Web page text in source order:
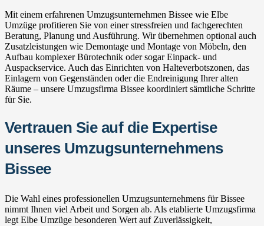
Mit einem erfahrenen Umzugsunternehmen Bissee wie Elbe
Umzüge profitieren Sie von einer stressfreien und fachgerechten
Beratung, Planung und Ausführung. Wir übernehmen optional auch
Zusatzleistungen wie Demontage und Montage von Möbeln, den
Aufbau komplexer Bürotechnik oder sogar Einpack- und
Auspackservice. Auch das Einrichten von Halteverbotszonen, das
Einlagern von Gegenständen oder die Endreinigung Ihrer alten
Räume – unsere Umzugsfirma Bissee koordiniert sämtliche Schritte
für Sie.
Vertrauen Sie auf die Expertise
unseres Umzugsunternehmens
Bissee
Die Wahl eines professionellen Umzugsunternehmens für Bissee
nimmt Ihnen viel Arbeit und Sorgen ab. Als etablierte Umzugsfirma
legt Elbe Umzüge besonderen Wert auf Zuverlässigkeit,